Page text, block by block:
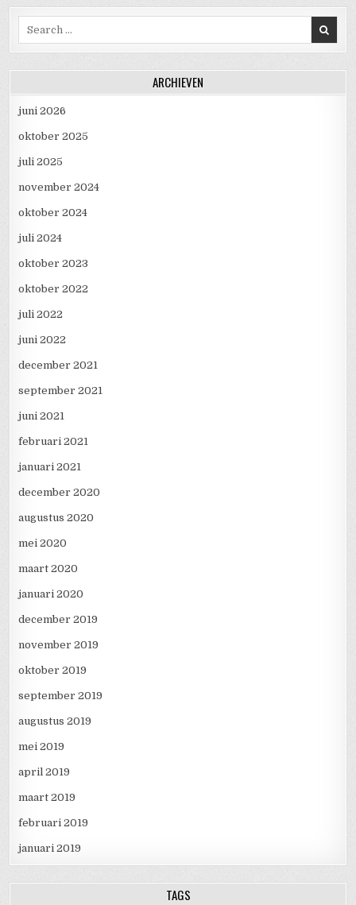
Search for:
ARCHIEVEN
juni 2026
oktober 2025
juli 2025
november 2024
oktober 2024
juli 2024
oktober 2023
oktober 2022
juli 2022
juni 2022
december 2021
september 2021
juni 2021
februari 2021
januari 2021
december 2020
augustus 2020
mei 2020
maart 2020
januari 2020
december 2019
november 2019
oktober 2019
september 2019
augustus 2019
mei 2019
april 2019
maart 2019
februari 2019
januari 2019
TAGS